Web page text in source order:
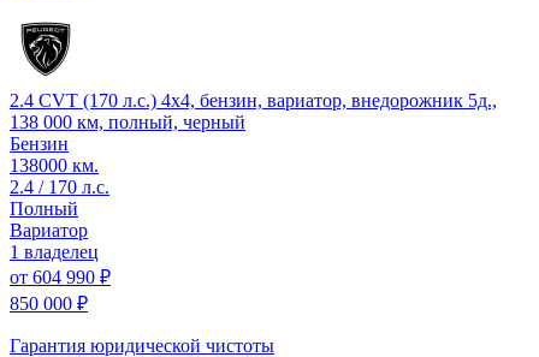
2.4 CVT (170 л.с.) 4x4, бензин, вариатор, внедорожник 5д.,
138 000 км, полный, черный
Бензин
138000 км.
2.4 / 170 л.с.
Полный
Вариатор
1 владелец
от 604 990 ₽
850 000 ₽
Гарантия юридической чистоты